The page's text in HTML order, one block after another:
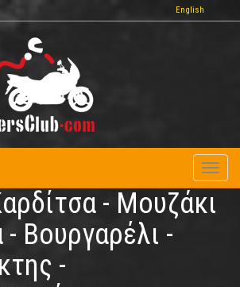
English
- Μουζάκι
- Βουργαρέλι -
-